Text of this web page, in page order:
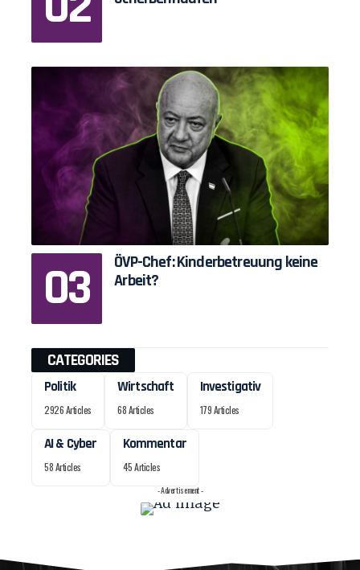
ÖVP-Chef: Kinderbetreuung keine
Arbeit?
CATEGORIES
Politik
2926 Articles
Wirtschaft
68 Articles
Investigativ
179 Articles
AI & Cyber
58 Articles
Kommentar
45 Articles
- Advertisement -